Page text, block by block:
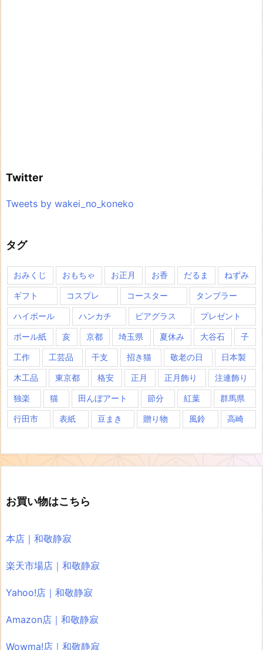
Twitter
Tweets by wakei_no_koneko
タグ
おみくじ おもちゃ お正月 お香 だるま ねずみ
ギフト コスプレ コースター タンブラー
ハイボール ハンカチ ビアグラス プレゼント
ボール紙 亥 京都 埼玉県 夏休み 大谷石 子
工作 工芸品 干支 招き猫 敬老の日 日本製
木工品 東京都 格安 正月 正月飾り 注連飾り
独楽 猫 田んぼアート 節分 紅葉 群馬県
行田市 表紙 豆まき 贈り物 風鈴 高崎
お買い物はこちら
本店｜和敬静寂
楽天市場店｜和敬静寂
Yahoo!店｜和敬静寂
Amazon店｜和敬静寂
Wowma!店｜和敬静寂